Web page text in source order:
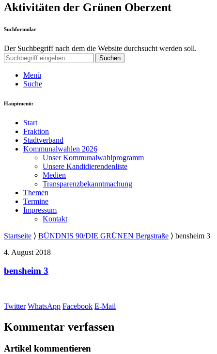
Aktivitäten der Grünen Oberzent
Suchformular
Der Suchbegriff nach dem die Website durchsucht werden soll.
Suchen
Menü
Suche
Hauptmenü:
Start
Fraktion
Stadtverband
Kommunalwahlen 2026
Unser Kommunalwahlprogramm
Unsere Kandidierendenliste
Medien
Transparenzbekanntmachung
Themen
Termine
Impressum
Kontakt
Startseite ⟩ BÜNDNIS 90/DIE GRÜNEN Bergstraße ⟩ bensheim 3
4. August 2018
bensheim 3
Twitter WhatsApp Facebook E-Mail
Kommentar verfassen
Artikel kommentieren